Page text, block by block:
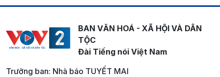
BAN VĂN HOÁ - XÃ HỘI VÀ DÂN
TỘC
Đài Tiếng nói Việt Nam
Trưởng ban: Nhà báo TUYẾT MAI